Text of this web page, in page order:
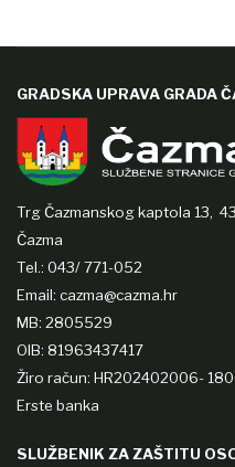
GRADSKA UPRAVA GRADA
Trg Čazmanskog kaptola 13,
Čazma
Tel.: 043/ 771-052
Email: cazma@cazma.hr
MB: 2805529
OIB: 81963437417
Žiro račun: HR202402006-
Erste banka
SLUŽBENIK ZA ZAŠTITU